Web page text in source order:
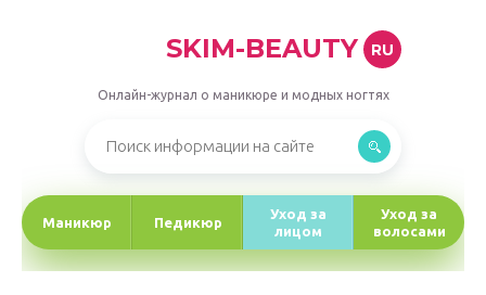
SKIM-BEAUTY RU
Онлайн-журнал о маникюре и модных ногтях
Маникюр Педикюр
Уход за
лицом
Уход за
волосами